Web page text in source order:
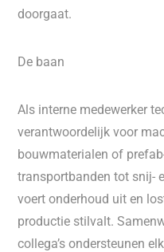
doorgaat.
De baan
Als interne medewerker
verantwoordelijk voor
bouwmaterialen of
transportbanden tot snij-
voert onderhoud uit en
productie stilvalt.
collega’s ondersteunen